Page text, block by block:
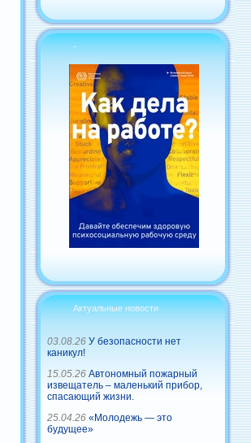
-
Актуальные новости
03.08.26 У безопасности нет
каникул!
15.05.26 Автономный пожарный
извещатель – маленький прибор,
спасающий жизни.
25.04.26 «Молодежь — это
будущее»